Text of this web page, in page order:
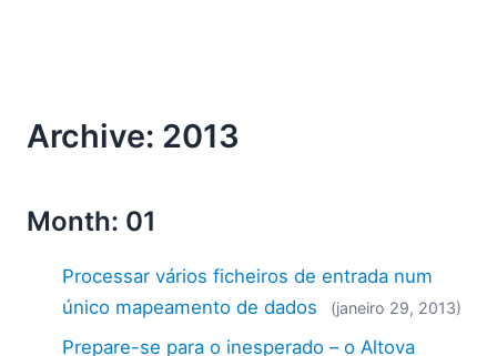
Archive: 2013
Month: 01
Processar vários ficheiros de entrada num
único mapeamento de dados
(janeiro 29, 2013)
Prepare-se para o inesperado – o Altova